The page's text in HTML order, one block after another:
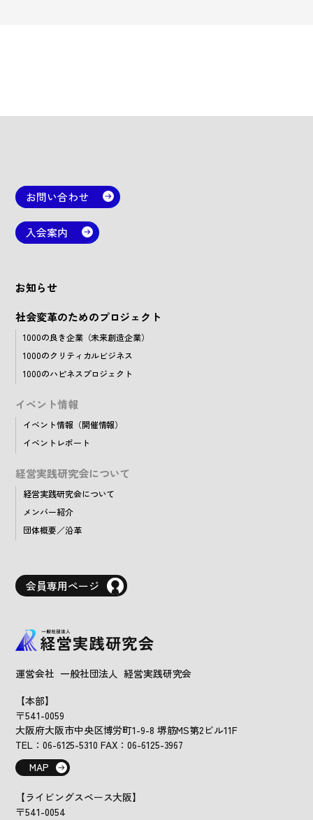
お問い合わせ
入会案内
お知らせ
社会変革のためのプロジェクト
1000の良き企業（未来創造企業）
1000のクリティカルビジネス
1000のハピネスプロジェクト
イベント情報
イベント情報（開催情報）
イベントレポート
経営実践研究会について
経営実践研究会について
メンバー紹介
団体概要／沿革
会員専用ページ
運営会社 一般社団法人 経営実践研究会
【本部】
〒541-0059
大阪府大阪市中央区博労町1-9-8 堺筋MS第2ビル11F
TEL：06-6125-5310 FAX：06-6125-3967
MAP
【ライビングスペース大阪】
〒541-0054